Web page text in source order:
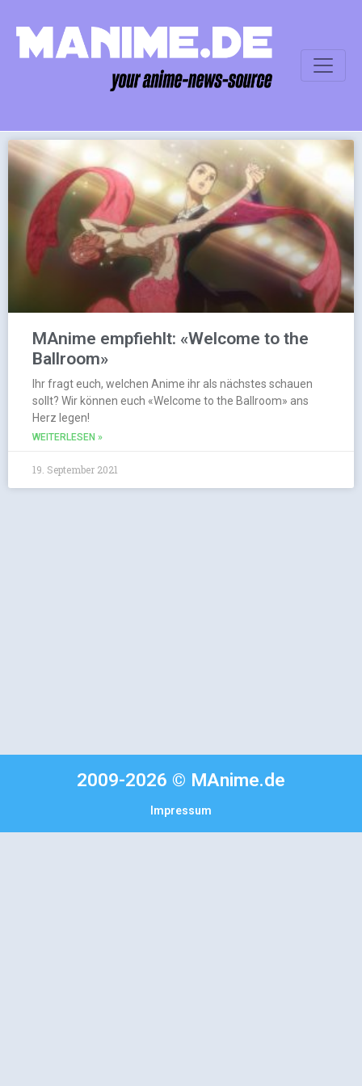
MAnime empfiehlt: «Welcome to the
Ballroom»
Ihr fragt euch, welchen Anime ihr als nächstes schauen
sollt? Wir können euch «Welcome to the Ballroom» ans
Herz legen!
WEITERLESEN »
19. September 2021
2009-2026 © MAnime.de
Impressum